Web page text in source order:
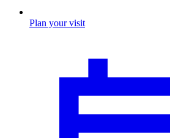
Plan your visit